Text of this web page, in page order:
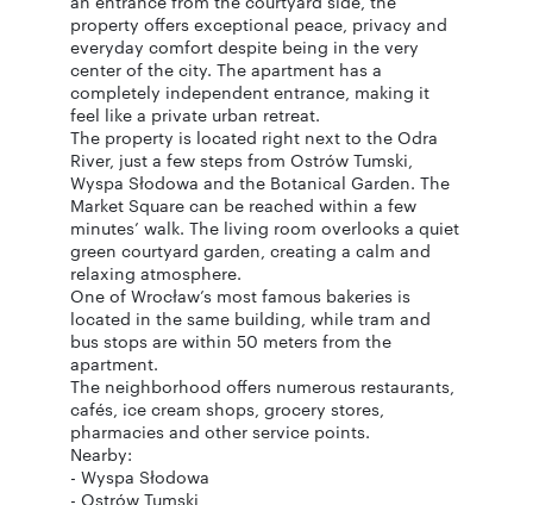
property offers exceptional peace, privacy and
everyday comfort despite being in the very
center of the city. The apartment has a
completely independent entrance, making it
feel like a private urban retreat.
The property is located right next to the Odra
River, just a few steps from Ostrów Tumski,
Wyspa Słodowa and the Botanical Garden. The
Market Square can be reached within a few
minutes’ walk. The living room overlooks a quiet
green courtyard garden, creating a calm and
relaxing atmosphere.
One of Wrocław’s most famous bakeries is
located in the same building, while tram and
bus stops are within 50 meters from the
apartment.
The neighborhood offers numerous restaurants,
cafés, ice cream shops, grocery stores,
pharmacies and other service points.
Nearby:
- Wyspa Słodowa
- Ostrów Tumski